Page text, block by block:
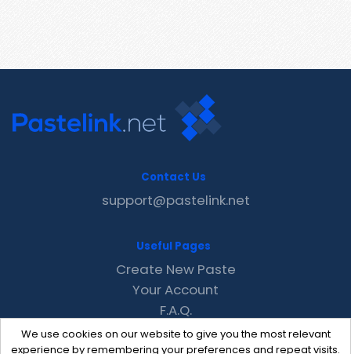
We use cookies on our website to give you the most relevant
experience by remembering your preferences and repeat visits.
Contact Us
support@pastelink.net
Useful Pages
Create New Paste
Your Account
F.A.Q.
Recent